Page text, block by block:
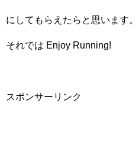
にしてもら えたらと思います。
それでは Enjoy Running!
スポンサーリンク